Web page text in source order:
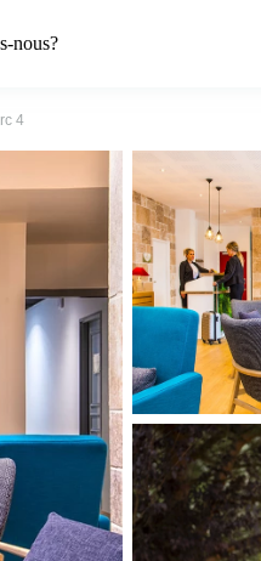
nous?
4